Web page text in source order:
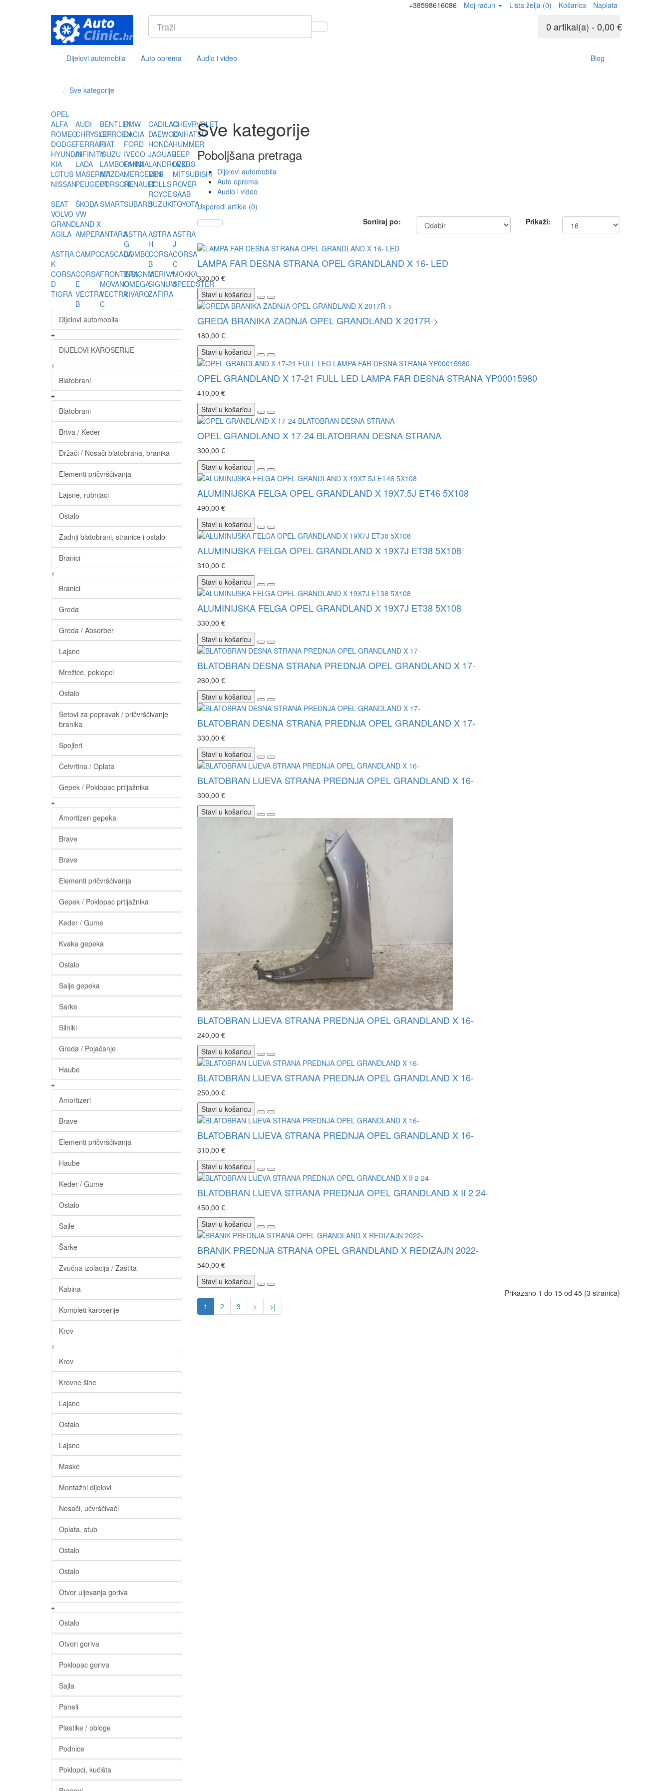
+38598616086 Moj račun Lista želja (0) Košarica Naplata
0 artikal(a) - 0,00 €
Dijelovi automobila Auto oprema Audio i video Blog
Sve kategorije
OPEL
ALFA
ROMEO
AUDI BENTLEYBMW CADILACCHEVRVOLET
CHRYSLERCITROENDACIA DAEWOODAIHATSU
DODGEFERRARIFIAT FORD HONDAHUMMER
HYUNDAIINFINITYISUZU IVECO JAGUARJEEP
KIA
LADA LAMBORHINI
LANCIALANDROVER
LEXUS
LOTUS MASERATIMAZDAMERCEDES
MINI
MITSUBISHI
NISSANPEUGEOTPORSCHERENAULTROLLS
ROYCE
ROVER
SAAB
SEAT
ŠKODASMARTSUBARUSUZUKITOYOTA
VOLVO VW
GRANDLAND X
AGILA AMPERAANTARAASTRA
G
ASTRA
H
ASTRA
J
ASTRA
K
CAMPOCASCADACOMBOCORSA
B
CORSA
C
CORSA
D
CORSA
E
FRONTERAINSIGNIAMERIVAMOKKA
MOVANOOMEGASIGNUMSPEEDSTER
TIGRA VECTRA
B
VECTRA
C
VIVAROZAFIRA
Dijelovi automobila
+
DIJELOVI KAROSERIJE
+
Blatobrani
+
Blatobrani
Brtva / Keder
Držači / Nosači blatobrana, branika
Elementi pričvršćivanja
Lajsne, rubnjaci
Ostalo
Zadnji blatobrani, stranice i ostalo
Branici
+
Branici
Greda
Greda / Absorber
Lajsne
Mrežice, poklopci
Ostalo
Setovi za popravak / pričvršćivanje
branika
Spojleri
Četvrtina / Oplata
Gepek / Poklopac prtljažnika
+
Amortizeri gepeka
Brave
Brave
Elementi pričvršćivanja
Gepek / Poklopac prtljažnika
Keder / Gume
Kvaka gepeka
Ostalo
Salje gepeka
Šarke
Silniki
Greda / Pojačanje
Haube
+
Amortizeri
Brave
Elementi pričvršćivanja
Haube
Keder / Gume
Ostalo
Sajle
Šarke
Zvučna izolacija / Zaštita
Kabina
Kompleti karoserije
Krov
+
Krov
Krovne šine
Lajsne
Ostalo
Lajsne
Maske
Montažni dijelovi
Nosači, učvrščivači
Oplata, stub
Ostalo
Ostalo
Otvor uljevanja goriva
+
Ostalo
Otvori goriva
Poklopac goriva
Sajla
Paneli
Plastike / obloge
Podnice
Poklopci, kućišta
Sve kategorije
Poboljšana pretraga
Dijelovi automobila
Auto oprema
Audio i video
Usporedi artikle (0)
Sortiraj po:
Prikaži:
LAMPA FAR DESNA STRANA OPEL GRANDLAND X 16- LED
330,00 €
Stavi u košaricu
GREDA BRANIKA ZADNJA OPEL GRANDLAND X 2017R->
180,00 €
Stavi u košaricu
OPEL GRANDLAND X 17-21 FULL LED LAMPA FAR DESNA STRANA YP00015980
410,00 €
Stavi u košaricu
OPEL GRANDLAND X 17-24 BLATOBRAN DESNA STRANA
300,00 €
Stavi u košaricu
ALUMINIJSKA FELGA OPEL GRANDLAND X 19X7.5J ET46 5X108
490,00 €
Stavi u košaricu
ALUMINIJSKA FELGA OPEL GRANDLAND X 19X7J ET38 5X108
310,00 €
Stavi u košaricu
ALUMINIJSKA FELGA OPEL GRANDLAND X 19X7J ET38 5X108
330,00 €
Stavi u košaricu
BLATOBRAN DESNA STRANA PREDNJA OPEL GRANDLAND X 17-
260,00 €
Stavi u košaricu
BLATOBRAN DESNA STRANA PREDNJA OPEL GRANDLAND X 17-
330,00 €
Stavi u košaricu
BLATOBRAN LIJEVA STRANA PREDNJA OPEL GRANDLAND X 16-
300,00 €
Stavi u košaricu
BLATOBRAN LIJEVA STRANA PREDNJA OPEL GRANDLAND X 16-
240,00 €
Stavi u košaricu
BLATOBRAN LIJEVA STRANA PREDNJA OPEL GRANDLAND X 16-
250,00 €
Stavi u košaricu
BLATOBRAN LIJEVA STRANA PREDNJA OPEL GRANDLAND X 16-
310,00 €
Stavi u košaricu
BLATOBRAN LIJEVA STRANA PREDNJA OPEL GRANDLAND X II 2 24-
450,00 €
Stavi u košaricu
BRANIK PREDNJA STRANA OPEL GRANDLAND X REDIZAJN 2022-
540,00 €
Stavi u košaricu
1 2 3 > >|
Prikazano 1 do 15 od 45 (3 stranica)